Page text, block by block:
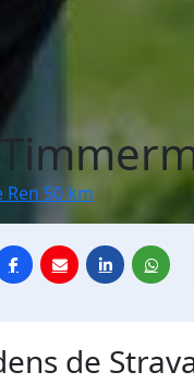
Ren 50 km
de